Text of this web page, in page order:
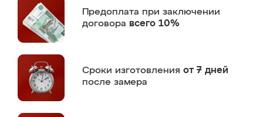
Предоплата при заключении
договора всего 10%
Сроки изготовления от 7 дней
после замера